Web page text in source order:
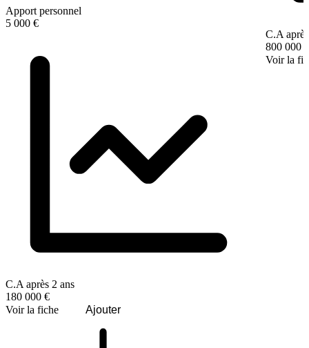
Apport personnel
5 000 €
C.A après 2 ans
180 000 €
Voir la fiche
Ajouter
C.A
800 000 €
Voir la